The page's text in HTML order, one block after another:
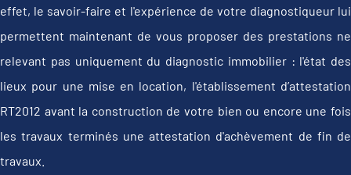
effet, le savoir-faire et l'expérience de votre diagnostiqueur lui
permettent maintenant de vous proposer des prestations ne
relevant pas uniquement du diagnostic immobilier : l'état des
lieux pour une mise en location, l'établissement d’attestation
RT2012 avant la construction de votre bien ou encore une fois
les travaux terminés une attestation d'achèvement de fin de
travaux.